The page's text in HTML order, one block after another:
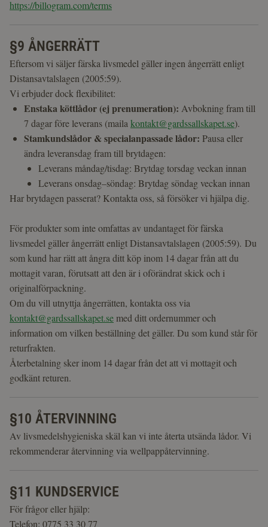
https://billogram.com/terms
§9 ÅNGERRÄTT
Eftersom vi säljer färska livsmedel gäller ingen ångerrätt enligt
Distansavtalslagen (2005:59).
Vi erbjuder dock flexibilitet:
Enstaka köttlådor (ej prenumeration): Avbokning fram till
7 dagar före leverans (maila kontakt@gardssallskapet.se).
Stamkundslådor & specialanpassade lådor: Pausa eller
ändra leveransdag fram till brytdagen:
Leverans måndag/tisdag: Brytdag torsdag veckan innan
Leverans onsdag–söndag: Brytdag söndag veckan innan
Har brytdagen passerat? Kontakta oss, så försöker vi hjälpa dig.
För produkter som inte omfattas av undantaget för färska
livsmedel gäller ångerrätt enligt Distansavtalslagen (2005:59). Du
som kund har rätt att ångra ditt köp inom 14 dagar från att du
mottagit varan, förutsatt att den är i oförändrat skick och i
originalförpackning.
Om du vill utnyttja ångerrätten, kontakta oss via
kontakt@gardssallskapet.se med ditt ordernummer och
information om vilken beställning det gäller. Du som kund står för
returfrakten.
Återbetalning sker inom 14 dagar från det att vi mottagit och
godkänt returen.
§10 ÅTERVINNING
Av livsmedelshygieniska skäl kan vi inte återta utsända lådor. Vi
rekommenderar återvinning via wellpappåtervinning.
§11 KUNDSERVICE
För frågor eller hjälp:
Telefon: 0775 33 30 77